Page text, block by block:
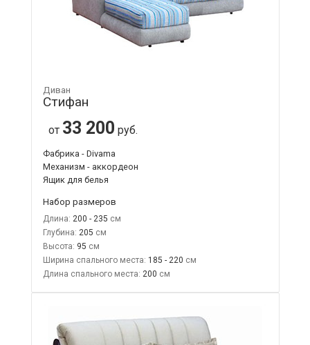
Диван
Стифан
от 33 200 руб.
Фабрика - Divama
Механизм - аккордеон
Ящик для белья
Набор размеров
Длина: 200 - 235
Глубина: 205
Высота: 95
Ширина спального места: 185 - 220
Длина спального места: 200